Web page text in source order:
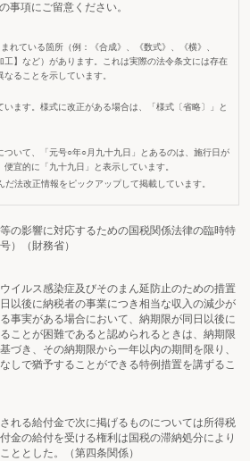
事項にご留意ください。
れている箇所（例：《合成》、《数式》、《横》、
工】など）があります。これは実際の法令条文には存在
ることを示しています。
ます。様式に改正がある場合は、「様式〔省略〕」と
ついて、「元号○年○月九十九日」とあるのは、施行日が
宜的に「九十九日」と表示しています。
法改正情報をピックアップして掲載しています。
の影響に対応するための国税関係法律の臨時特
）（財務省）
イルス感染症及びそのまん延防止のための措置
以後に納税者の事業につき相当な収入の減少が
事実がある場合において、納期限が同日以後に
ことが困難であると認められるときは、納期限
づき、その納期限から一年以内の期間を限り、
しで猶予することができる特例措置を講ずるこ
れる給付金で次に掲げるものについては所得税
金の給付を受ける権利は国税の滞納処分により
ととした。（第四条関係）